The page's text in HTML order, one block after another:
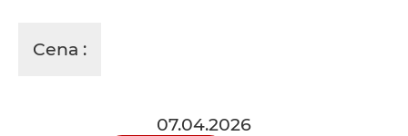
Cena :
07.04.2026